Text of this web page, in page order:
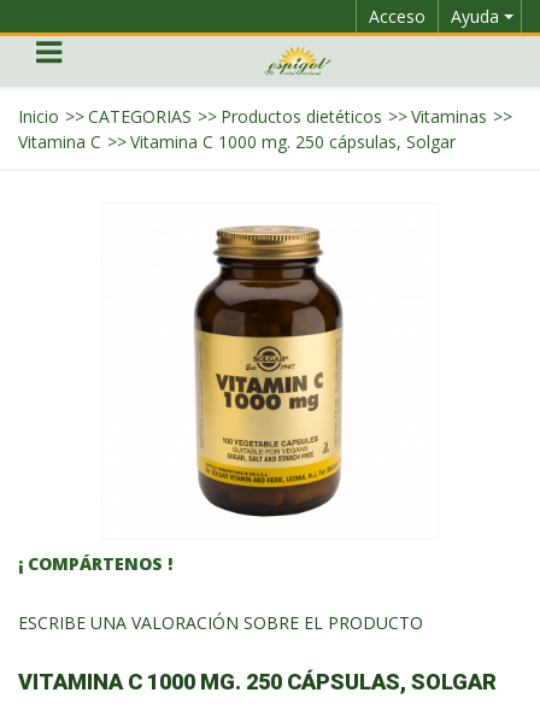
Ayuda
Acceso
Inicio >>CATEGORIAS >> Productos dietéticos >>Vitaminas >>
Vitamina C >>Vitamina C 1000 mg. 250 cápsulas, Solgar
¡ COMPÁRTENOS !
ESCRIBE UNA VALORACIÓN SOBRE EL PRODUCTO
VITAMINA C 1000 MG. 250 CÁPSULAS, SOLGAR